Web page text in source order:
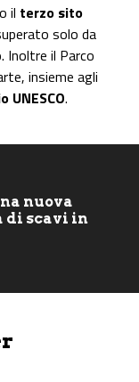
il terzo sito
solo da
Inoltre il Parco
insieme agli
UNESCO.
nuova
di scavi in